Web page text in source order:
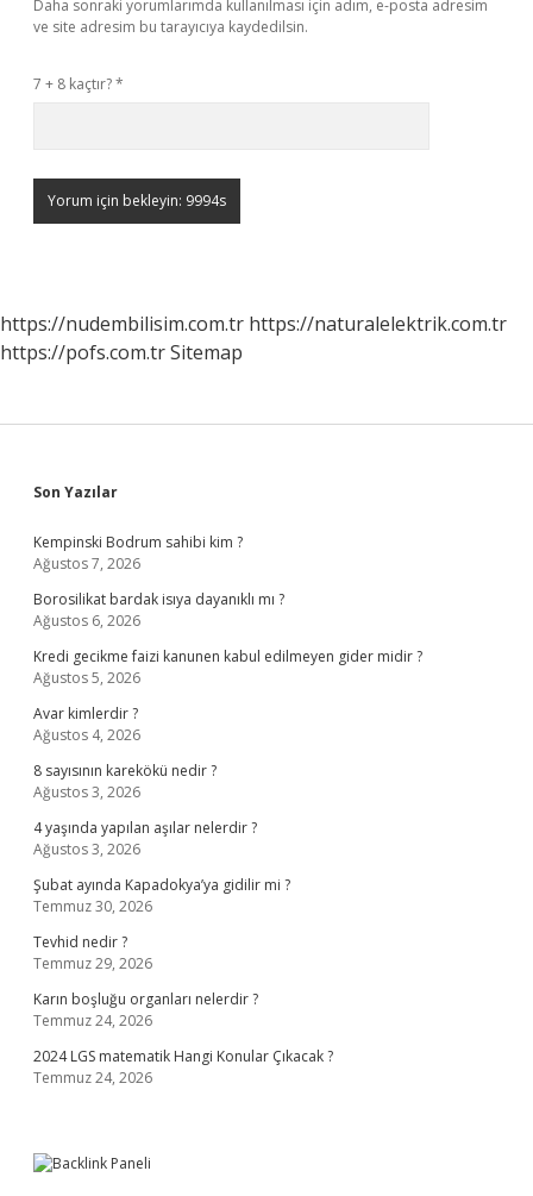
Daha sonraki yorumlarımda kullanılması için adım, e-posta adresim
ve site adresim bu tarayıcıya kaydedilsin.
7 + 8 kaçtır?*
https://nudembilisim.com.tr https://naturalelektrik.com.tr
https://pofs.com.trSitemap
Sidebar
Son Yazılar
Kempinski Bodrum sahibi kim ?
Ağustos 7, 2026
Borosilikat bardak isıya dayanıklı mı ?
Ağustos 6, 2026
Kredi gecikme faizi kanunen kabul edilmeyen gider midir ?
Ağustos 5, 2026
Avar kimlerdir ?
Ağustos 4, 2026
8 sayısının karekökü nedir ?
Ağustos 3, 2026
4 yaşında yapılan aşılar nelerdir ?
Ağustos 3, 2026
Şubat ayında Kapadokya’ya gidilir mi ?
Temmuz 30, 2026
Tevhid nedir ?
Temmuz 29, 2026
Karın boşluğu organları nelerdir ?
Temmuz 24, 2026
2024 LGS matematik Hangi Konular Çıkacak ?
Temmuz 24, 2026